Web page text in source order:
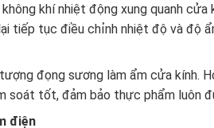
khí nhiệt động xung quanh
tiếp tục điều chỉnh nhiệt độ và độ
đọng sương làm ẩm cửa kính.
soát tốt, đảm bảo thực phẩm luôn
điện